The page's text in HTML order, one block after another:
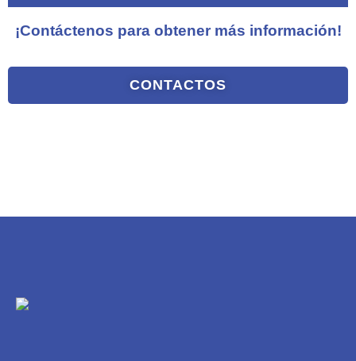
¡Contáctenos para obtener más información!
CONTACTOS